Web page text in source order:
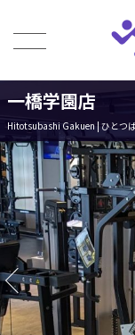
一橋学園店
Hitotsubashi Gakuen | ひとつ